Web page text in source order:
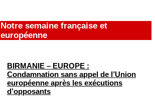
Notre semaine française et
européenne
BIRMANIE – EUROPE :
Condamnation sans appel de l’Union
européenne après les exécutions
d’opposants